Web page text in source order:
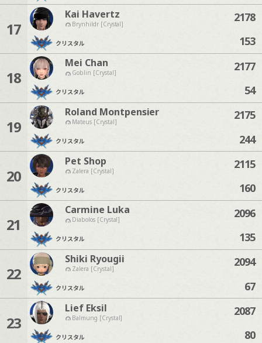
17
Kai Havertz
Brynhildr [Crystal]
クリスタル
2178
153
18
Mei Chan
Goblin [Crystal]
クリスタル
2177
54
19
Roland Montpensier
Mateus [Crystal]
クリスタル
2175
244
20
Pet Shop
Zalera [Crystal]
クリスタル
2115
160
21
Carmine Luka
Diabolos [Crystal]
クリスタル
2096
135
22
Shiki Ryougii
Zalera [Crystal]
クリスタル
2094
67
23
Lief Eksil
Balmung [Crystal]
クリスタル
2087
80